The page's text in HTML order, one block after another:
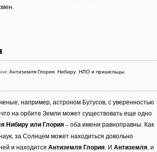
Антиземля Глория,Нибиру,НЛО и пришельцы,
например, астроном Бутусов, с уверенностью
на орбите Земли может существовать еще одно
Нибиру или Глория– оба имени равноправны. Как
за Солнцем может находиться довольно
и находитсяАнтиземля Глория. ИАнтиземля, и